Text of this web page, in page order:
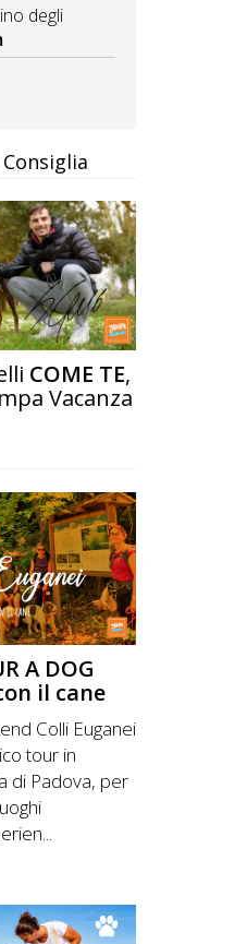
degli
COME TE,
Vacanza
A DOG
il cane
Colli Euganei
tour in
di Padova, per